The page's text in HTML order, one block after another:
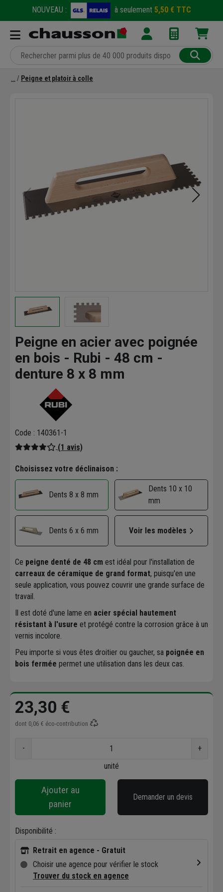
NOUVEAU : à seulement 5,50 € TTC
Peigne et platoir à colle
Peigne en acier avec poignée
en bois - Rubi - 48 cm -
denture 8 x 8 mm
Code : 140361-1
(1 avis)
Choisissez votre déclinaison :
Dents 8 x 8 mm
Dents 10 x 10
mm
Dents 6 x 6 mm Voir les modèles
Ce peigne denté de 48 cm est idéal pour l'installation de
carreaux de céramique de grand format, puisqu'en une
seule application, vous pouvez couvrir une grande surface de
travail.
Il est doté d'une lame en acier spécial hautement
résistant à l'usure et protégé contre la corrosion grâce à un
vernis incolore.
Peu importe si vous êtes droitier ou gaucher, sa poignée en
bois fermée permet une utilisation dans les deux cas.
23,30 €
dont 0,06 € éco-contribution
-
+
unité
Ajouter au
panier
Demander un devis
Disponibilité :
Retrait en agence - Gratuit
Choisir une agence pour vérifier le stock
Trouver du stock en agence